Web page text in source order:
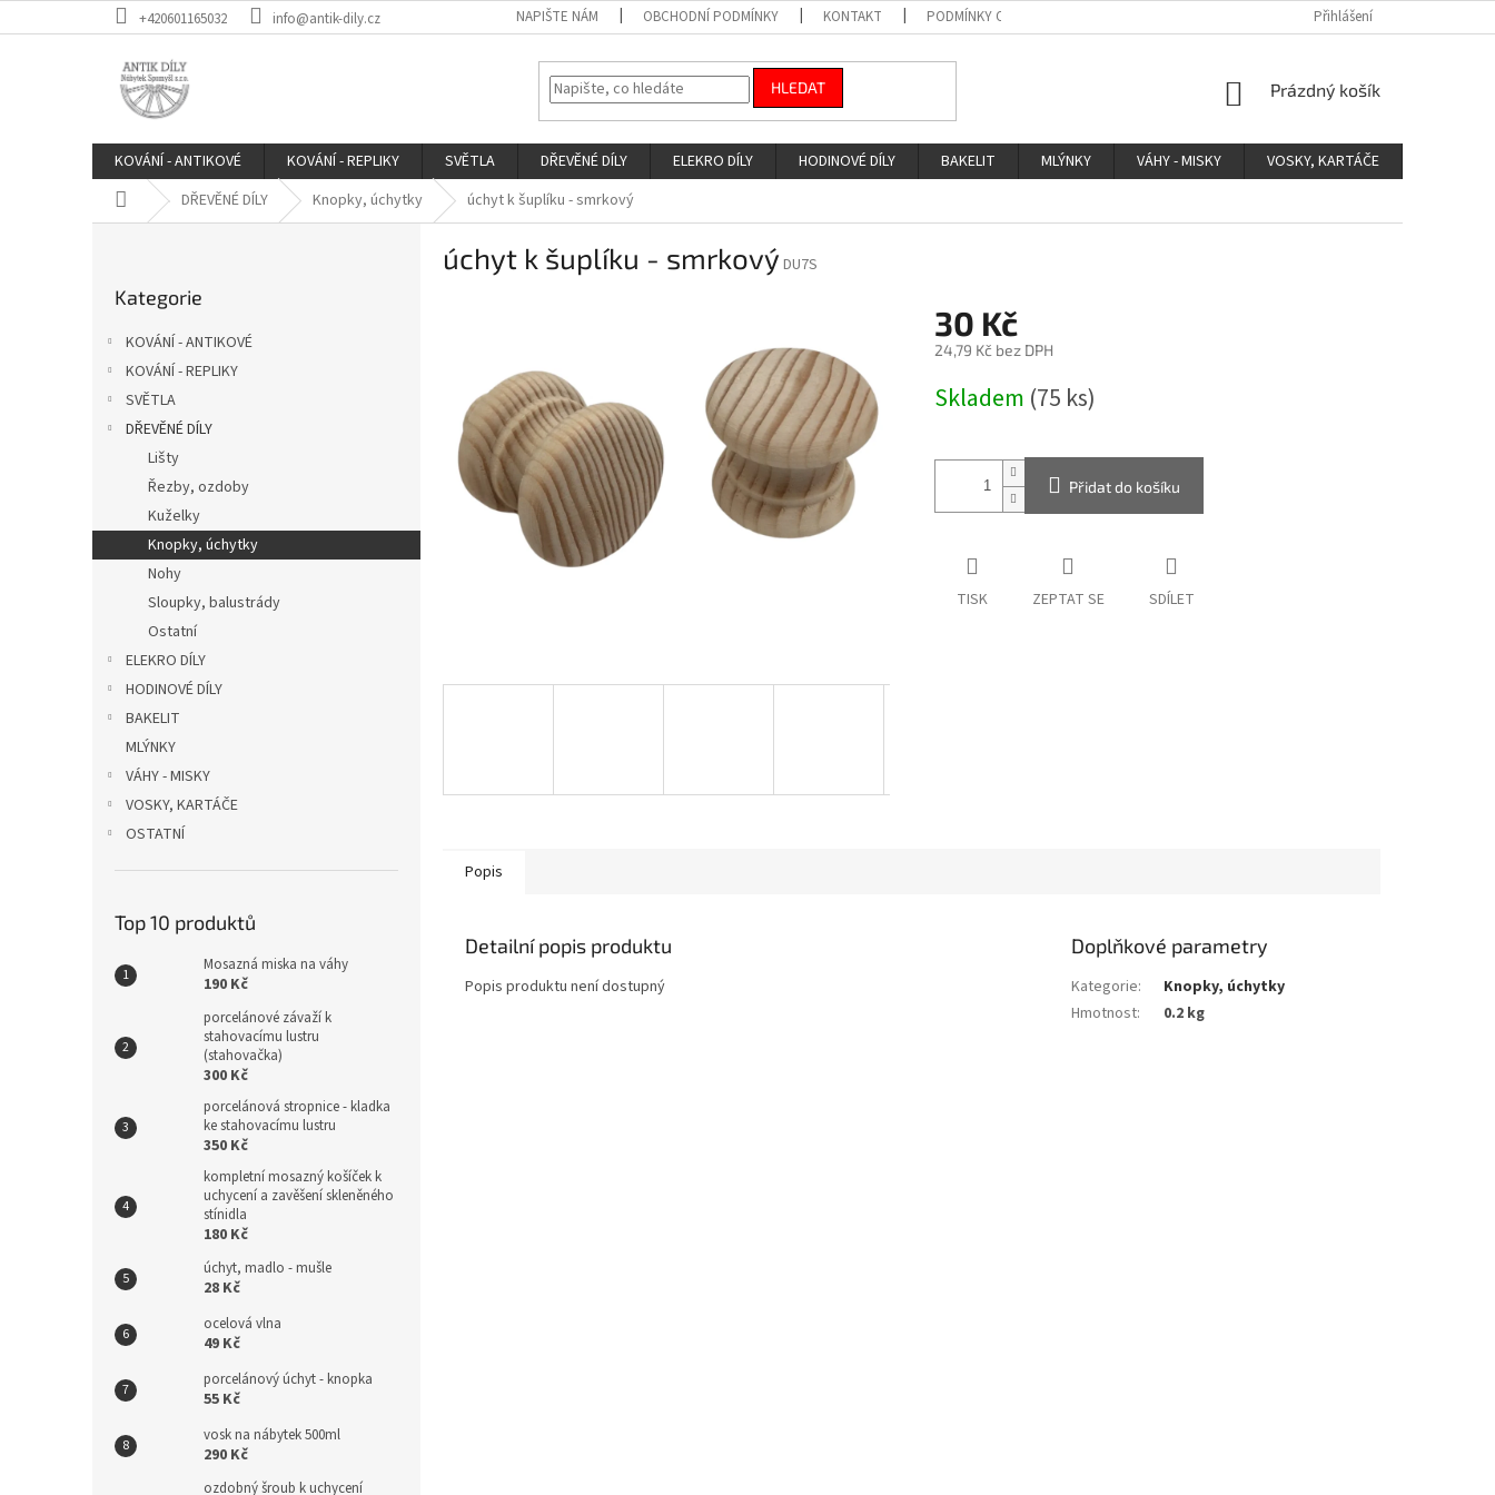
na
+420601165032 info@antik-dily.cz NAPIŠTE NÁM OBCHODNÍ PODMÍNKY KONTAKT PODMÍNKY OCHRANY OSOBNÍCH ÚDAJŮ Přihlášení
HLEDAT
NÁKUPNÍ
Prázdný košík
KOVÁNÍ - ANTIKOVÉ KOVÁNÍ - REPLIKY SVĚTLA DŘEVĚNÉ DÍLY ELEKRO DÍLY HODINOVÉ DÍLY BAKELIT MLÝNKY VÁHY - MISKY VOSKY, KARTÁČE
Domů DŘEVĚNÉ DÍLY Knopky, úchytky úchyt k šuplíku - smrkový
e
l
kategorie
Kategorie
KOVÁNÍ - ANTIKOVÉ
KOVÁNÍ - REPLIKY
SVĚTLA
DŘEVĚNÉ DÍLY
Lišty
Řezby, ozdoby
Kuželky
Knopky, úchytky
Nohy
Sloupky, balustrády
Ostatní
ELEKRO DÍLY
HODINOVÉ DÍLY
BAKELIT
MLÝNKY
VÁHY - MISKY
VOSKY, KARTÁČE
OSTATNÍ
Top 10 produktů
Mosazná miska na váhy
190 Kč
porcelánové závaží k
stahovacímu lustru
(stahovačka)
300 Kč
porcelánová stropnice - kladka
ke stahovacímu lustru
350 Kč
kompletní mosazný košíček k
uchycení a zavěšení skleněného
stínidla
180 Kč
úchyt, madlo - mušle
28 Kč
ocelová vlna
49 Kč
porcelánový úchyt - knopka
55 Kč
vosk na nábytek 500ml
290 Kč
ozdobný šroub k uchycení
úchyt k šuplíku - smrkový DU7S
30 Kč
24,79 Kč bez DPH
cena:
Skladem (75 ks)
Přidat do košíku
TISK ZEPTAT SE SDÍLET
Popis
Detailní popis produktu
Popis produktu není dostupný
Doplňkové parametry
Kategorie:
Knopky, úchytky
Hmotnost: 0.2 kg